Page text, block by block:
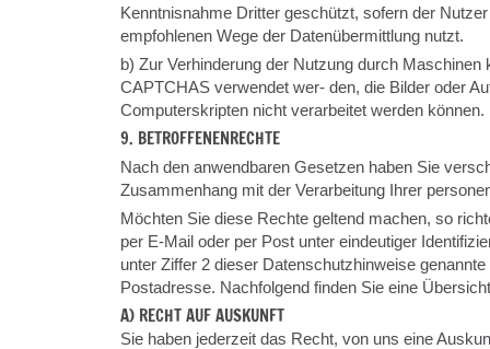
Kenntnisnahme Dritter geschützt, sofern der
empfohlenen Wege der Datenübermittlung nutzt.
b) Zur Verhinderung der Nutzung durch Maschinen
CAPTCHAS verwendet wer- den, die Bilder oder
Computerskripten nicht verarbeitet werden können.
9. BETROFFENENRECHTE
Nach den anwendbaren Gesetzen haben Sie
Zusammenhang mit der Verarbeitung Ihrer
Möchten Sie diese Rechte geltend machen, so
per E-Mail oder per Post unter eindeutiger
unter Ziffer 2 dieser Datenschutzhinweise
Postadresse. Nachfolgend finden Sie eine
A) RECHT AUF AUSKUNFT
Sie haben jederzeit das Recht, von uns eine